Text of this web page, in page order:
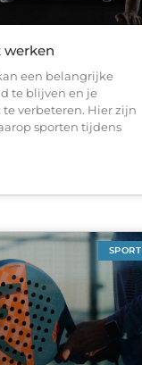
werken
een belangrijke
te blijven en je
verbeteren. Hier zijn
sporten tijdens
SPORT